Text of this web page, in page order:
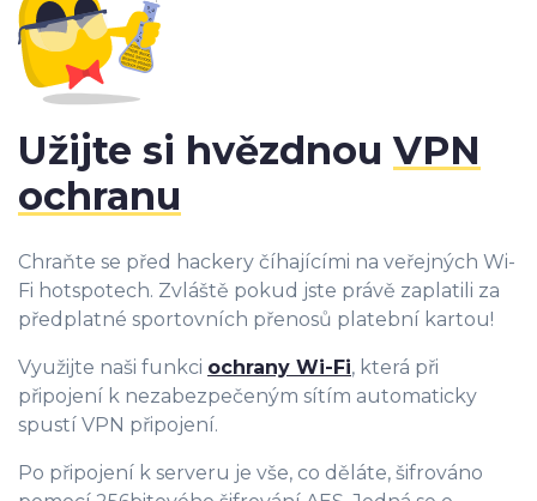
Užijte si hvězdnou VPN
ochranu
Chraňte se před hackery číhajícími na veřejných Wi-
Fi hotspotech. Zvláště pokud jste právě zaplatili za
předplatné sportovních přenosů platební kartou!
Využijte naši funkci ochrany Wi-Fi, která při
připojení k nezabezpečeným sítím automaticky
spustí VPN připojení.
Po připojení k serveru je vše, co děláte, šifrováno